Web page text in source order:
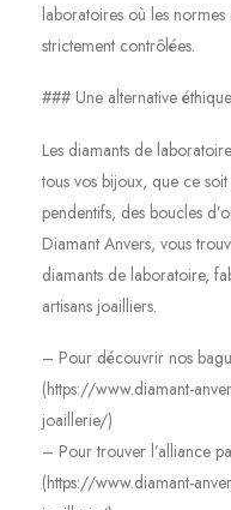
laboratoires où les
strictement contrôlées.
### Une alternative
Les diamants de
tous vos bijoux, que ce
pendentifs, des boucles
Diamant Anvers, vous
diamants de laboratoire,
artisans joailliers.
– Pour découvrir nos
(https://www.diamant-
joaillerie/)
– Pour trouver l’alliance
(https://www.diamant-